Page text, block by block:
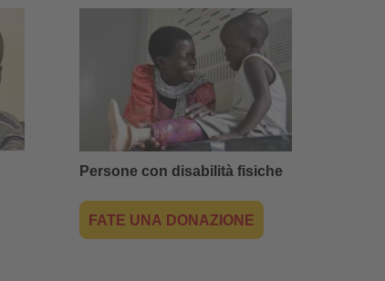
Persone con disabilità fisiche
FATE UNA DONAZIONE